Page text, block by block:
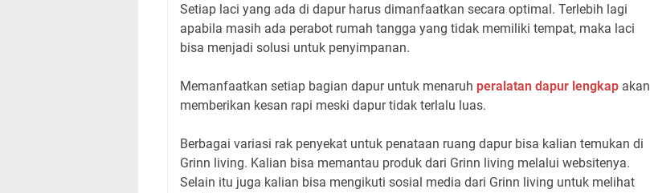
Setiap laci yang ada di dapur harus dimanfaatkan secara optimal. Terlebih lagi
apabila masih ada perabot rumah tangga yang tidak memiliki tempat, maka laci
bisa menjadi solusi untuk penyimpanan.
Memanfaatkan setiap bagian dapur untuk menaruh peralatan dapur lengkap akan
memberikan kesan rapi meski dapur tidak terlalu luas.
Berbagai variasi rak penyekat untuk penataan ruang dapur bisa kalian temukan di
Grinn living. Kalian bisa memantau produk dari Grinn living melalui websitenya.
Selain itu juga kalian bisa mengikuti sosial media dari Grinn living untuk melihat